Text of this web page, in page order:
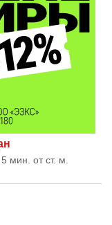
мин. от ст. м.